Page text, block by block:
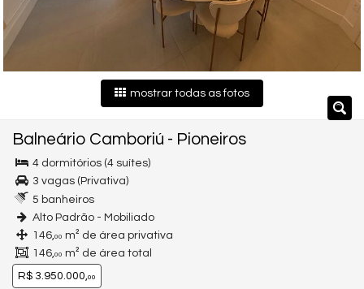
mostrar todas as fotos
Balneário Camboriú - Pioneiros
4 dormitórios (4 suítes)
3 vagas (Privativa)
5 banheiros
Alto Padrão - Mobiliado
146,00 m² de área privativa
146,00 m² de área total
R$ 3.950.000,00